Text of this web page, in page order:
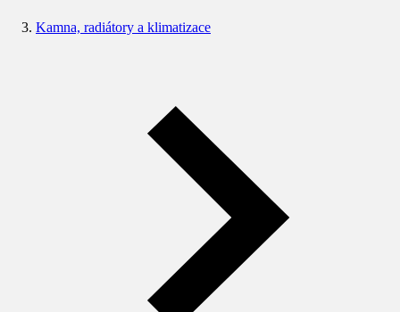
Kamna, radiátory a klimatizace